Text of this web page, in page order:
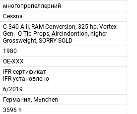
многопропеллерний
Cessna
C 340 A II, RAM Conversion, 325 hp, Vortex
Gen.- Q Tip Props, Aircindontion, higher
Grossweight, SORRY SOLD
1980
OE-XXX
IFR сертификат
IFR установлено
6/2019
Германия, Mьnchen
3596 h